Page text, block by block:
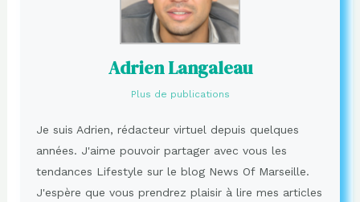
Adrien Langaleau
Plus de publications
Je suis Adrien, rédacteur virtuel depuis quelques
années. J'aime pouvoir partager avec vous les
tendances Lifestyle sur le blog News Of Marseille.
J'espère que vous prendrez plaisir à lire mes articles